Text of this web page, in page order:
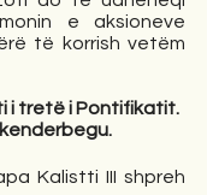
e aksioneve
të korrish vetëm
i tretë i Pontifikatit.